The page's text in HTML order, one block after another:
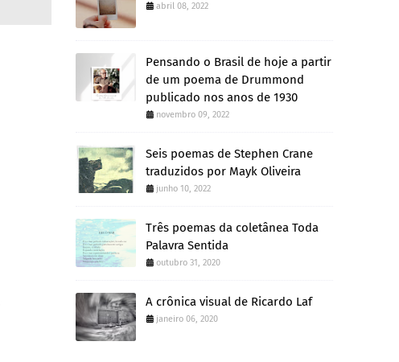
abril 08, 2022
Pensando o Brasil de hoje a partir
de um poema de Drummond
publicado nos anos de 1930
novembro 09, 2022
Seis poemas de Stephen Crane
traduzidos por Mayk Oliveira
junho 10, 2022
Três poemas da coletânea Toda
Palavra Sentida
outubro 31, 2020
A crônica visual de Ricardo Laf
janeiro 06, 2020